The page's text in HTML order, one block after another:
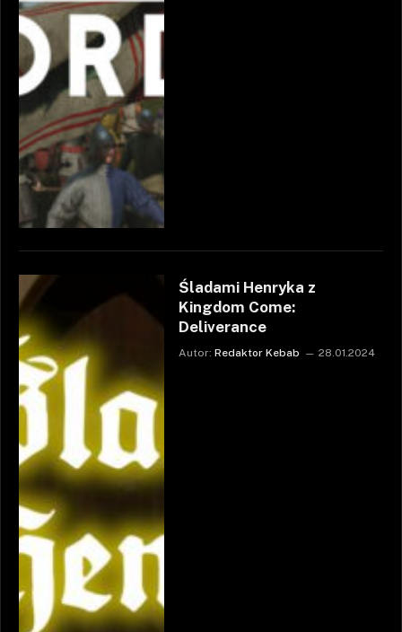
Śladami Henryka z
Kingdom Come:
Deliverance
Autor: Redaktor Kebab 28.01.2024